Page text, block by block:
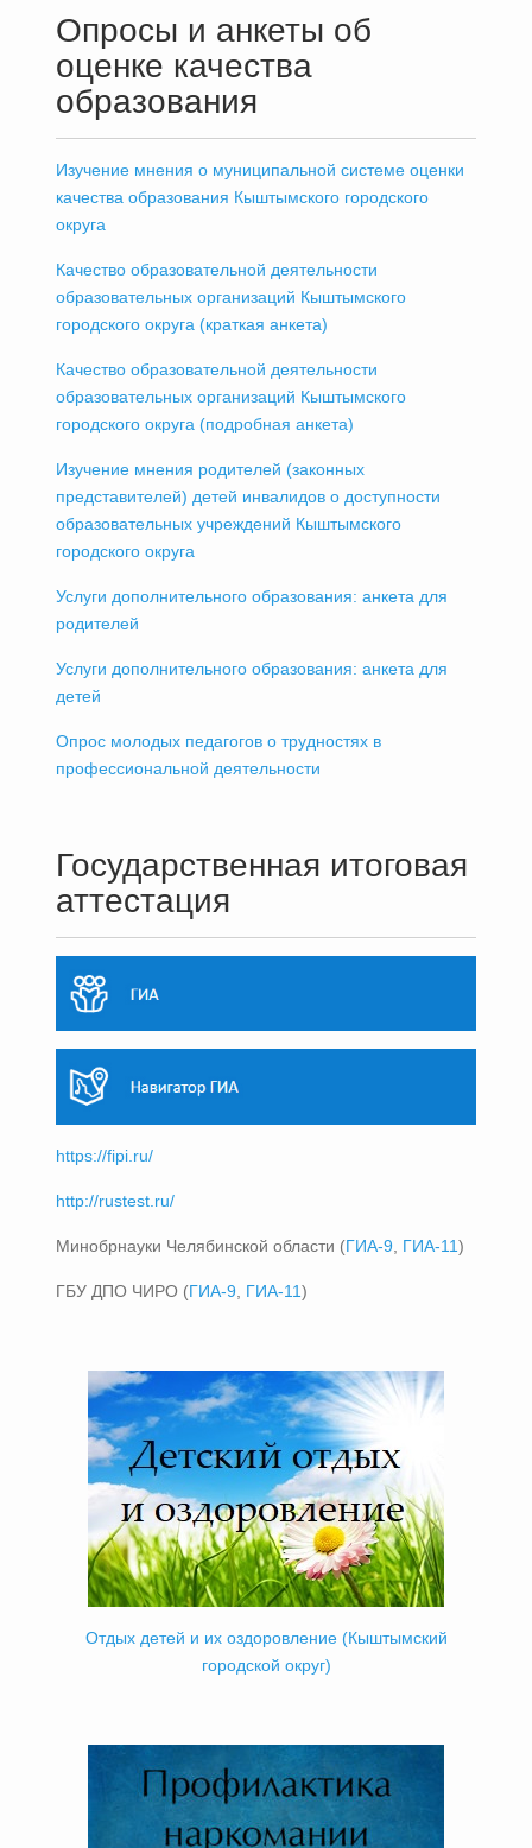
Опросы и анкеты об
оценке качества
образования
Изучение мнения о муниципальной системе оценки
качества образования Кыштымского городского
округа
Качество образовательной деятельности
образовательных организаций Кыштымского
городского округа (краткая анкета)
Качество образовательной деятельности
образовательных организаций Кыштымского
городского округа (подробная анкета)
Изучение мнения родителей (законных
представителей) детей инвалидов о доступности
образовательных учреждений Кыштымского
городского округа
Услуги дополнительного образования: анкета для
родителей
Услуги дополнительного образования: анкета для
детей
Опрос молодых педагогов о трудностях в
профессиональной деятельности
Государственная итоговая
аттестация
https://fipi.ru/
http://rustest.ru/
Минобрнауки Челябинской области (ГИА-9 ГИА-11)
ГБУ ДПО ЧИРО (ГИА-9 ГИА-11)
Отдых детей и их оздоровление (Кыштымский
городской округ)